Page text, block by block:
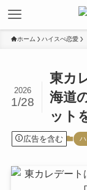
ホーム ハイスぺ恋愛
東カ
海道
ット
2026
1/28
広告を含む